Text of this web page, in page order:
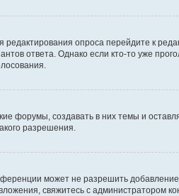
опроса перейдите к
ответа. Однако если кто-то уже
форумы, создавать в них темы и
разрешения.
может не разрешить
свяжитесь с администратором